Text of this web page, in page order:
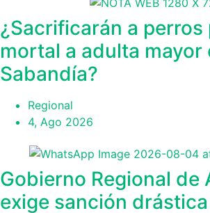
¿Sacrificarán a perros
mortal a adulta mayor
Sabandía?
Regional
4, Ago 2026
Gobierno Regional de
exige sanción